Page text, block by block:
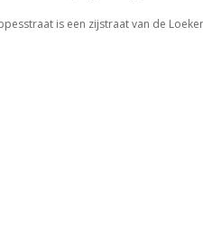
is een zijstraat van de